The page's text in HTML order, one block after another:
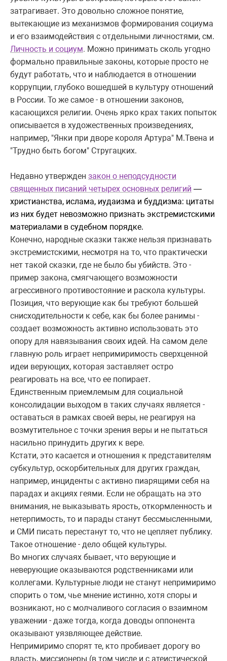
затрагивает. Это довольно сложное понятие,
вытекающие из механизмов формирования социума
и его взаимодействия с отдельными личностями, см.
Личность и социум. Можно принимать сколь угодно
формально правильные законы, которые просто не
будут работать, что и наблюдается в отношении
коррупции, глубоко вошедшей в культуру отношений
в России. То же самое - в отношении законов,
касающихся религии. Очень ярко крах таких попыток
описывается в художественных произведениях,
например, "Янки при дворе короля Артура" М.Твена и
"Трудно быть богом" Стругацких.
Недавно утвержден закон о неподсудности
священных писаний четырех основных религий —
христианства, ислама, иудаизма и буддизма: цитаты
из них будет невозможно признать экстремистскими
материалами в судебном порядке.
Конечно, народные сказки также нельзя признавать
экстремистскими, несмотря на то, что практически
нет такой сказки, где не было бы убийств. Это -
пример закона, смягчающего возможности
агрессивного противостояние и раскола культуры.
Позиция, что верующие как бы требуют большей
снисходительности к себе, как бы более ранимы -
создает возможность активно использовать это
опору для навязывания своих идей. На самом деле
главную роль играет непримиримость сверхценной
идеи верующих, которая заставляет остро
реагировать на все, что ее попирает.
Единственным приемлемым для социальной
консолидации выходом в таких случаях является -
оставаться в рамках своей веры, не реагируя на
возмутительное с точки зрения веры и не пытаться
насильно принудить других к вере.
Кстати, это касается и отношения к представителям
субкультур, оскорбительных для других граждан,
например, инциденты с активно пиарящими себя на
парадах и акциях геями. Если не обращать на это
внимания, не выказывать ярость, откормленность и
нетерпимость, то и парады станут бессмысленными,
и СМИ писать перестанут то, что не цепляет публику.
Такое отношение - дело общей культуры.
Во многих случаях бывает, что верующие и
неверующие оказываются родственниками или
коллегами. Культурные люди не станут непримиримо
спорить о том, чье мнение истинно, хотя споры и
возникают, но с молчаливого согласия о взаимном
уважении - даже тогда, когда доводы оппонента
оказывают уязвляющее действие.
Непримиримо спорят те, кто пробивает дорогу во
власть, миссионеры (в том числе и с атеистической